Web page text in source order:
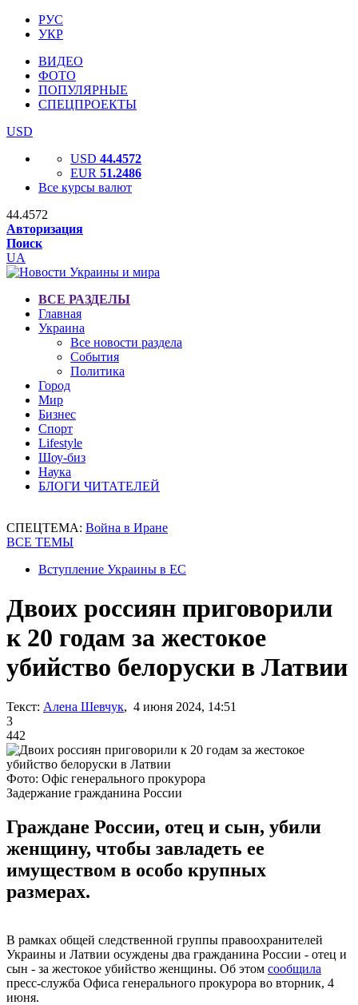
РУС
УКР
ВИДЕО
ФОТО
ПОПУЛЯРНЫЕ
СПЕЦПРОЕКТЫ
USD
USD 44.4572
EUR 51.2486
Все курсы валют
44.4572
Авторизация
Поиск
UA
ВСЕ РАЗДЕЛЫ
Главная
Украина
Все новости раздела
События
Политика
Город
Мир
Бизнес
Спорт
Lifestyle
Шоу-биз
Наука
БЛОГИ ЧИТАТЕЛЕЙ
СПЕЦТЕМА: Война в Иране
ВСЕ ТЕМЫ
Вступление Украины в ЕС
Двоих россиян приговорили
к 20 годам за жестокое
убийство белоруски в Латвии
Текст: Алена Шевчук, 4 июня 2024, 14:51
3
442
Фото: Офіс генерального прокурора
Задержание гражданина России
Граждане России, отец и сын, убили
женщину, чтобы завладеть ее
имуществом в особо крупных
размерах.
В рамках общей следственной группы правоохранителей
Украины и Латвии осуждены два гражданина России - отец и
сын - за жестокое убийство женщины. Об этом сообщила
пресс-служба Офиса генерального прокурора во вторник, 4
июня.